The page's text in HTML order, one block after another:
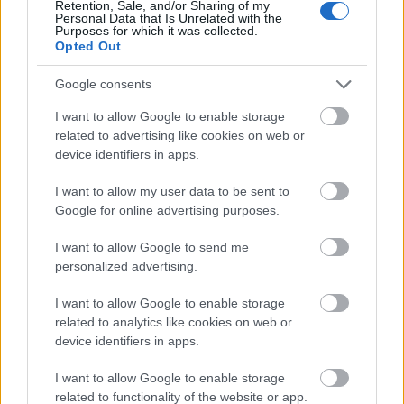
Retention, Sale, and/or Sharing of my
Personal Data that Is Unrelated with the
Purposes for which it was collected.
Opted Out
Google consents
I want to allow Google to enable storage
related to advertising like cookies on web or
device identifiers in apps.
I want to allow my user data to be sent to
Google for online advertising purposes.
I want to allow Google to send me
personalized advertising.
I want to allow Google to enable storage
related to analytics like cookies on web or
device identifiers in apps.
I want to allow Google to enable storage
related to functionality of the website or app.
lenitivo per molti problemi digestivi. Tisane come
camomilla e zenzero sono molto utili. Calmano lo
stomaco e possono aiutare con gonfiore, gas e
nausea.
studi dimostrano che alcuni tè possono favorire la
digestione e facilitare l'assorbimento dei nutrienti.
Bere regolarmente questi tè può mantenere
La tisana alla camomilla può aiutare ad
alleviare i crampi e il malessere allo stomaco.
Il tè allo zenzero è spesso consigliato per i
suoi effetti antinausea.
Il tè alla menta piperita può alleviare i dolori
digestivi e favorire il flusso della bile.